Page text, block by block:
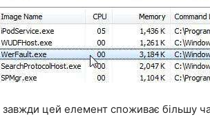
цей елемент споживає більшу